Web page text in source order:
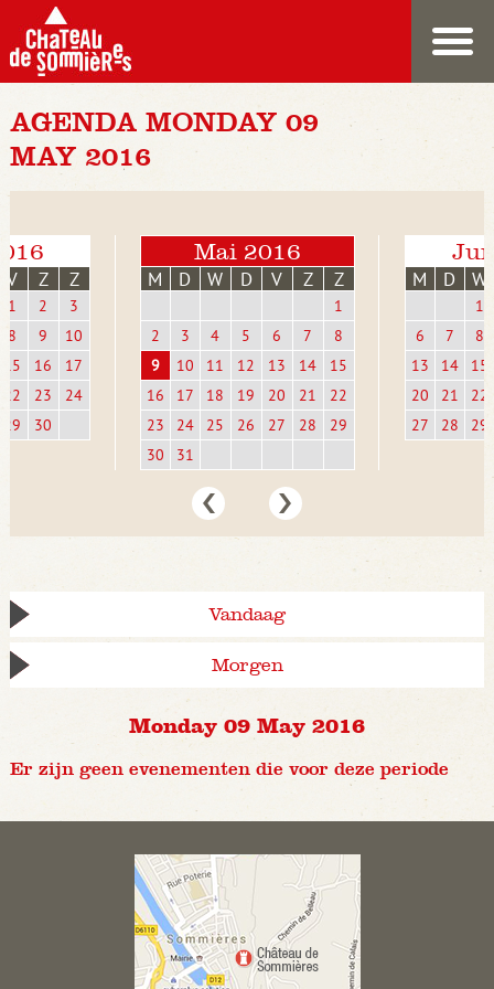
AGENDA MONDAY 09
MAY 2016
V Z Z
1 2
3
8
9
10
15
16
17
22
23
24
29
30
Mai 2016
M D W D V Z Z
1
2
3 4 5 6 7
8
9
10 11 12 13 14
15
16
17 18 19 20 21
22
23
24 25 26 27 28
29
30
31
M D W
1
6
7
8
13
14
15
20
21
22
27
28 29
Vandaag
Morgen
Monday 09 May 2016
Er zijn geen evenementen die voor deze periode